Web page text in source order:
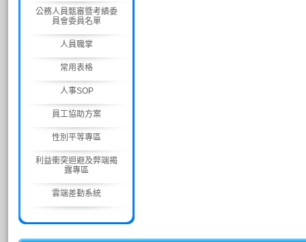
公務人員甄審暨考績委
員會委員名單
人員職掌
常用表格
人事SOP
員工協助方案
性別平等專區
利益衝突迴避及弊端揭
露專區
雲端差勤系統